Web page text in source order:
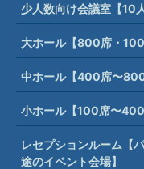
少人数向け会議室【10
大ホール【800席・
中ホール【400席〜800
小ホール【100席〜400
レセプションルーム【
途のイベント会場】